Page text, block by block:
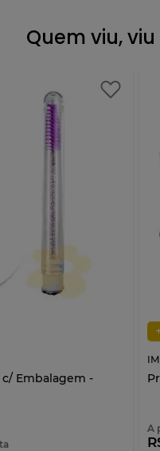
Quem viu,
c/ Embalagem -
A